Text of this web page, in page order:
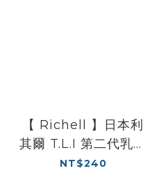
【 Richell 】日本利
其爾 T.L.I 第二代乳牙
刷系列 | 矽膠・纖柔毛
NT$240